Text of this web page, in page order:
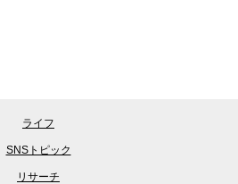
ライフ
SNSトピック
リサーチ